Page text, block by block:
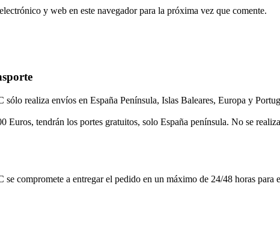
y web en este navegador para la próxima vez que comente.
realiza envíos en España Península, Islas Baleares, Europa y
Euros, tendrán los portes gratuitos, solo España península. No se
compromete a entregar el pedido en un máximo de 24/48 horas para